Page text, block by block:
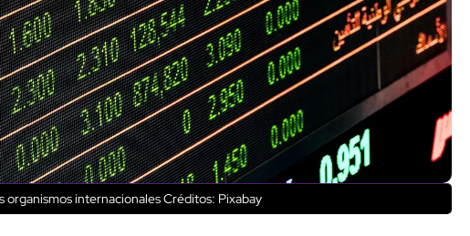
organismos internacionalesCréditos: Pixabay